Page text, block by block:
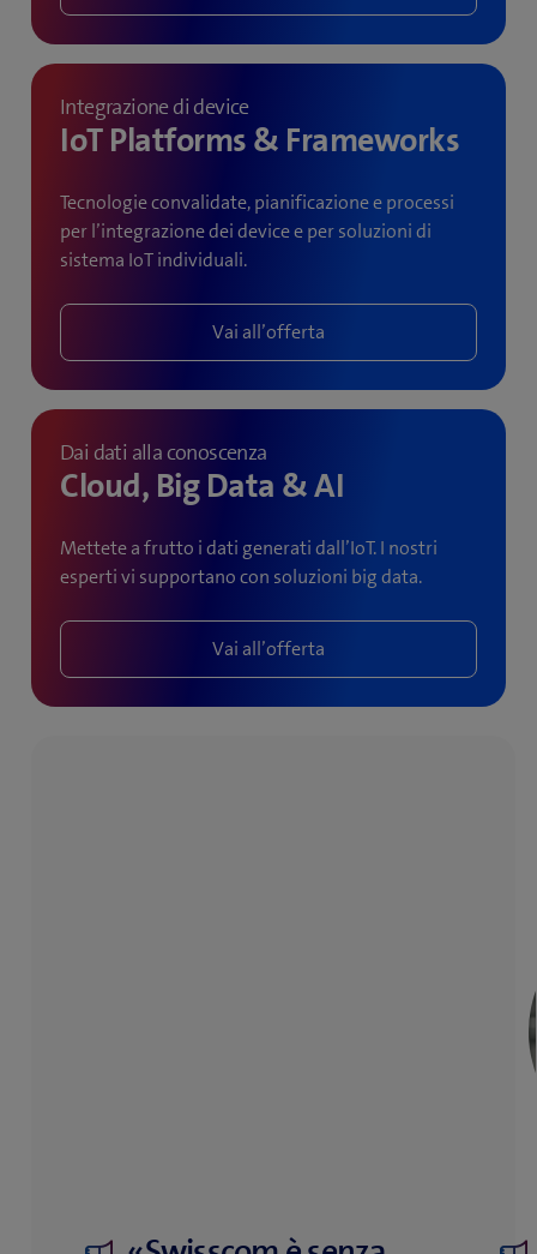
Integrazione di device
IoT Platforms & Frameworks
Tecnologie convalidate, pianificazione e processi
per l’integrazione dei device e per soluzioni di
sistema IoT individuali.
Vai all’offerta
Dai dati alla conoscenza
Cloud, Big Data & AI
Mettete a frutto i dati generati dall’IoT. I nostri
esperti vi supportano con soluzioni big data.
Vai all’offerta